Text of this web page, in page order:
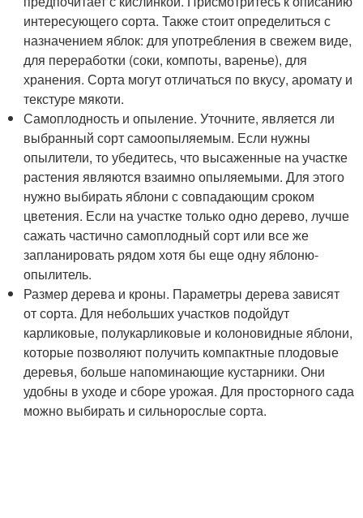
интересующего сорта. Также стоит определиться с
назначением яблок: для употребления в свежем виде,
для переработки (соки, компоты, варенье), для
хранения. Сорта могут отличаться по вкусу, аромату и
текстуре мякоти.
Самоплодность и опыление. Уточните, является ли
выбранный сорт самоопыляемым. Если нужны
опылители, то убедитесь, что высаженные на участке
растения являются взаимно опыляемыми. Для этого
нужно выбирать яблони с совпадающим сроком
цветения. Если на участке только одно дерево, лучше
сажать частично самоплодный сорт или все же
запланировать рядом хотя бы еще одну яблоню-
опылитель.
Размер дерева и кроны. Параметры дерева зависят
от сорта. Для небольших участков подойдут
карликовые, полукарликовые и колоновидные яблони,
которые позволяют получить компактные плодовые
деревья, больше напоминающие кустарники. Они
удобны в уходе и сборе урожая. Для просторного сада
можно выбирать и сильнорослые сорта.